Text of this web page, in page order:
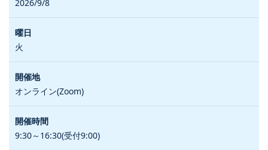
2026/9/8
火
オンライン(Zoom)
9:30～16:30(受付9:00)